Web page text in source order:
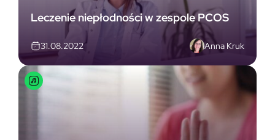
Leczenie niepłodności w zespole PCOS
31.08.2022 Anna Kruk